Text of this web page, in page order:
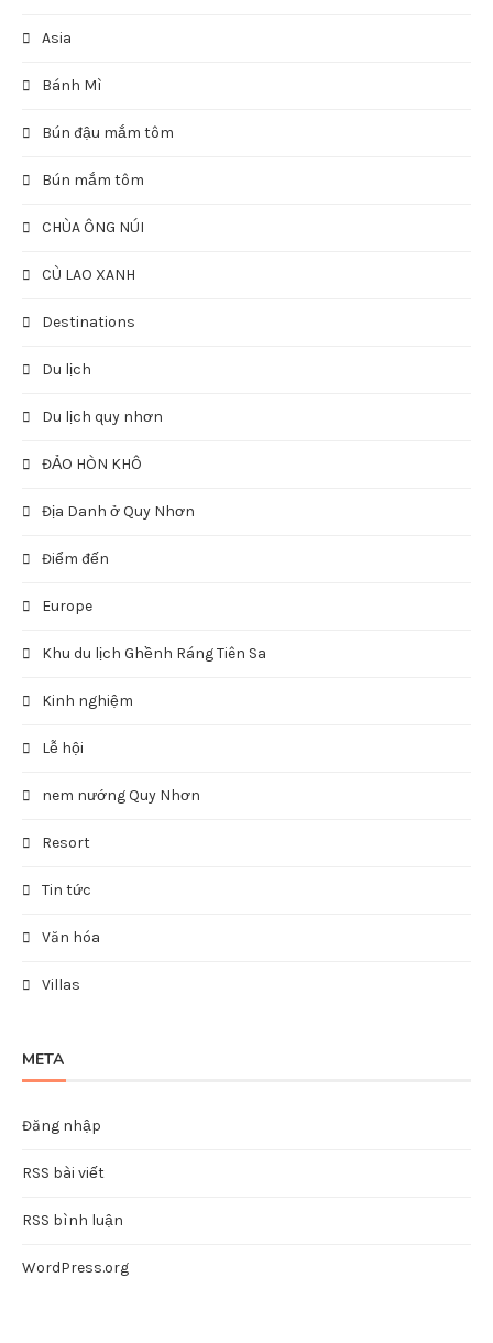
Asia
Bánh Mì
Bún đậu mắm tôm
Bún mắm tôm
CHÙA ÔNG NÚI
CÙ LAO XANH
Destinations
Du lịch
Du lịch quy nhơn
ĐẢO HÒN KHÔ
Địa Danh ở Quy Nhơn
Điểm đến
Europe
Khu du lịch Ghềnh Ráng Tiên Sa
Kinh nghiệm
Lễ hội
nem nướng Quy Nhơn
Resort
Tin tức
Văn hóa
Villas
META
Đăng nhập
RSS bài viết
RSS bình luận
WordPress.org